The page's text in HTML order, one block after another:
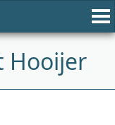
Hooijer